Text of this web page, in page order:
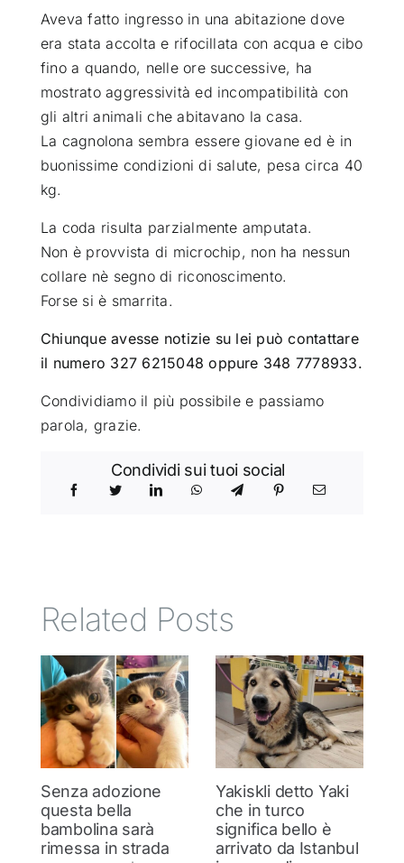
Aveva fatto ingresso in una abitazione dove
era stata accolta e rifocillata con acqua e cibo
fino a quando, nelle ore successive, ha
mostrato aggressività ed incompatibilità con
gli altri animali che abitavano la casa.
La cagnolona sembra essere giovane ed è in
buonissime condizioni di salute, pesa circa 40
kg.
La coda risulta parzialmente amputata.
Non è provvista di microchip, non ha nessun
collare nè segno di riconoscimento.
Forse si è smarrita.
Chiunque avesse notizie su lei può contattare
il numero 327 6215048 oppure 348 7778933.
Condividiamo il più possibile e passiamo
parola, grazie.
Condividi sui tuoi social
Related Posts
Senza adozione
questa bella
bambolina sarà
rimessa in strada
Yakiskli detto Yaki
che in turco
significa bello è
arrivato da Istanbul